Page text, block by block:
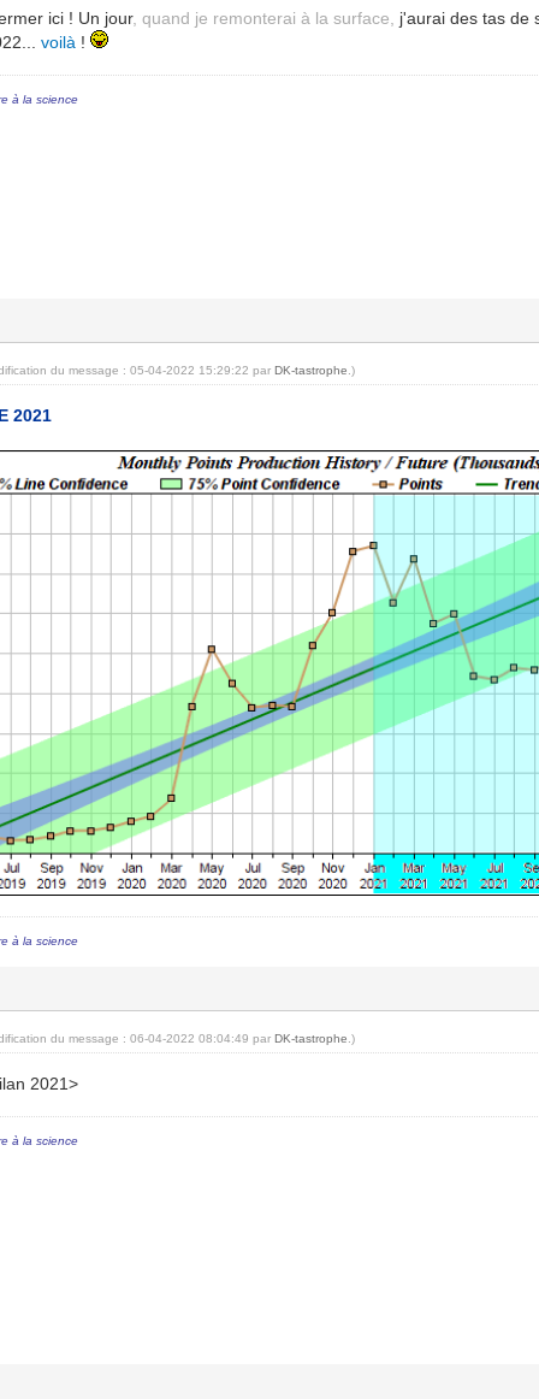
ici ! Un jour, quand je remonterai à la surface, j'aurai des tas de
voilà !
à la science
du message : 05-04-2022 15:29:22 parDK-tastrophe .)
2021
à la science
du message : 06-04-2022 08:04:49 parDK-tastrophe .)
2021>
à la science